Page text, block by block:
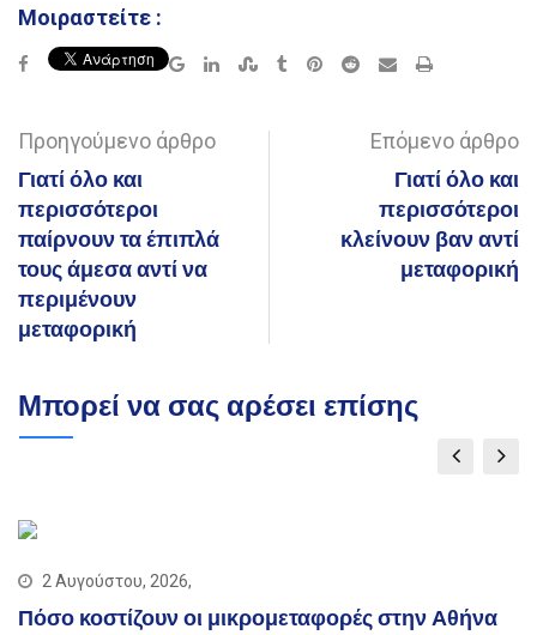
Μοιραστείτε :
Google+LinkedInStumbleUpon
TumblrPinterest
Reddit Share
Email
Print
Προηγούμενο άρθρο
Γιατί όλο και
περισσότεροι
παίρνουν τα έπιπλά
τους άμεσα αντί να
περιμένουν
μεταφορική
Επόμενο άρθρο
Γιατί όλο και
περισσότεροι
κλείνουν βαν αντί
μεταφορική
Μπορεί να σας αρέσει επίσης
2 Αυγούστου, 2026,
Πόσο κοστίζουν οι μικρομεταφορές στην Αθήνα